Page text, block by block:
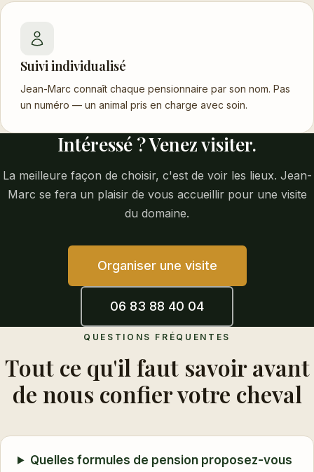
Suivi individualisé
Jean-Marc connaît chaque pensionnaire par son nom. Pas
un numéro — un animal pris en charge avec soin.
Intéressé ? Venez visiter.
La meilleure façon de choisir, c'est de voir les lieux. Jean-
Marc se fera un plaisir de vous accueillir pour une visite
du domaine.
Organiser une visite
06 83 88 40 04
QUESTIONS FRÉQUENTES
Tout ce qu'il faut savoir avant
de nous confier votre cheval
Quelles formules de pension proposez-vous